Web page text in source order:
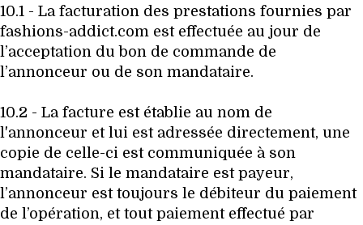
10.1 - La facturation des prestations fournies par
fashions-addict.com est effectuée au jour de
l’acceptation du bon de commande de
l’annonceur ou de son mandataire.
10.2 - La facture est établie au nom de
l'annonceur et lui est adressée directement, une
copie de celle-ci est communiquée à son
mandataire. Si le mandataire est payeur,
l’annonceur est toujours le débiteur du paiement
de l’opération, et tout paiement effectué par